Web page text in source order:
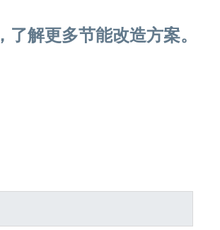
了解更多节能改造方案。